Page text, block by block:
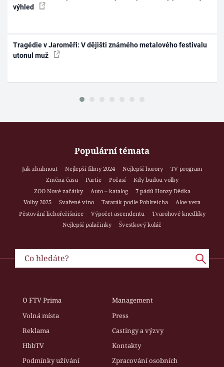
výhled
Tragédie v Jaroměři: V dějišti známého metalového festivalu
utonul muž
Populární témata
Jak zhubnout Nejlepší filmy 2024 Nejlepší horory
TV program
Změna času
Partie Počasí
Kdy budou volby
ZOO Nové začátky
Auto – katalog
7 pádů Honzy Dědka
Volby 2025
Svařené víno Tatarák podle Pohlreicha
Aloe vera
Pěstování lichořeřišnice
Výpočet ascendentu
Tvarohové knedlíky
Nejlepší palačinky
Švestkový koláč
O FTV Prima
Management
Volná místa
Press
Reklama
Castingy a výzvy
HbbTV
Kontakty
Podmínky užívání
Zpracování osobních